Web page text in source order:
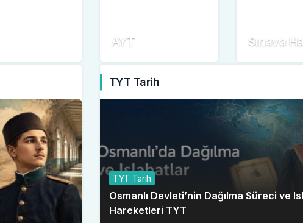
AYT Sınava
TYT Tarih
TYT Tarih
Osmanlı Devleti’nin Dağılma Süreci ve
Hareketleri TYT